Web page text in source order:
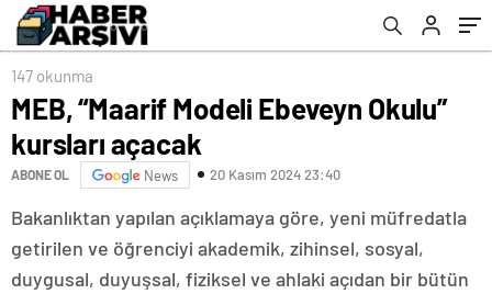
147 okunma
MEB, “Maarif Modeli Ebeveyn Okulu”
kursları açacak
ABONE OL News 20 Kasım 2024 23:40
Bakanlıktan yapılan açıklamaya göre, yeni müfredatla
getirilen ve öğrenciyi akademik, zihinsel, sosyal,
duygusal, duyuşsal, fiziksel ve ahlaki açıdan bir bütün